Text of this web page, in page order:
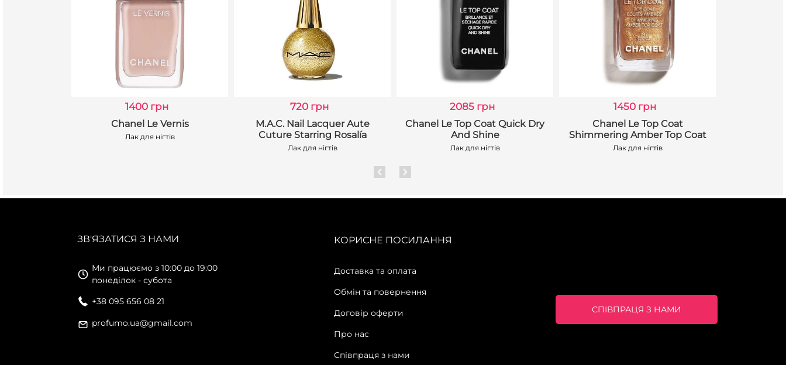
1400 грн
Chanel Le Vernis
Лак для нігтів
720 грн
M.A.C. Nail Lacquer Aute
Cuture Starring Rosalía
Лак для нігтів
2085 грн
Chanel Le Top Coat Quick Dry
And Shine
Лак для нігтів
1450 грн
Chanel Le Top Coat
Shimmering Amber Top Coat
Лак для нігтів
ЗВ'ЯЗАТИСЯ З НАМИ
Ми працюємо з 10:00 до 19:00
понеділок - субота
+38 095 656 08 21
profumo.ua@gmail.com
КОРИСНЕ ПОСИЛАННЯ
Доставка та оплата
Обмін та повернення
Договір оферти
Про нас
Співпраця з нами
СПІВПРАЦЯ З НАМИ